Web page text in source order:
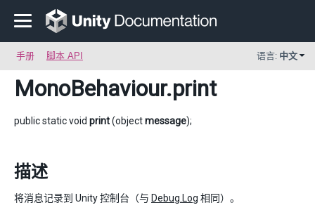
手册 脚本 API 语言: 中文
MonoBehaviour.print
public static void print(objectmessage);
描述
将消息记录到 Unity 控制台（与 Debug.Log 相同）。